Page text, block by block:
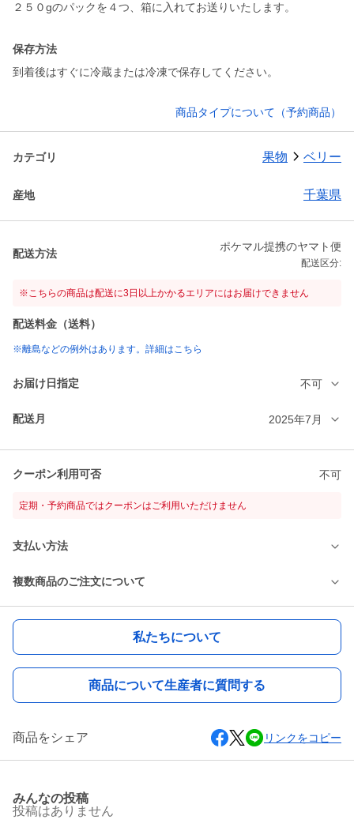
２５０gのパックを４つ、箱に入れてお送りいたします。
保存方法
到着後はすぐに冷蔵または冷凍で保存してください。
商品タイプについて（予約商品）
カテゴリ 果物 ベリー
産地 千葉県
配送方法
ポケマル提携のヤマト便
配送区分:
※こちらの商品は配送に3日以上かかるエリアにはお届けできません
配送料金（送料）
※離島などの例外はあります。詳細はこちら
お届け日指定 不可
配送月 2025年7月
クーポン利用可否 不可
定期・予約商品ではクーポンはご利用いただけません
支払い方法
複数商品のご注文について
私たちについて
商品について生産者に質問する
商品をシェア リンクをコピー
みんなの投稿
投稿はありません